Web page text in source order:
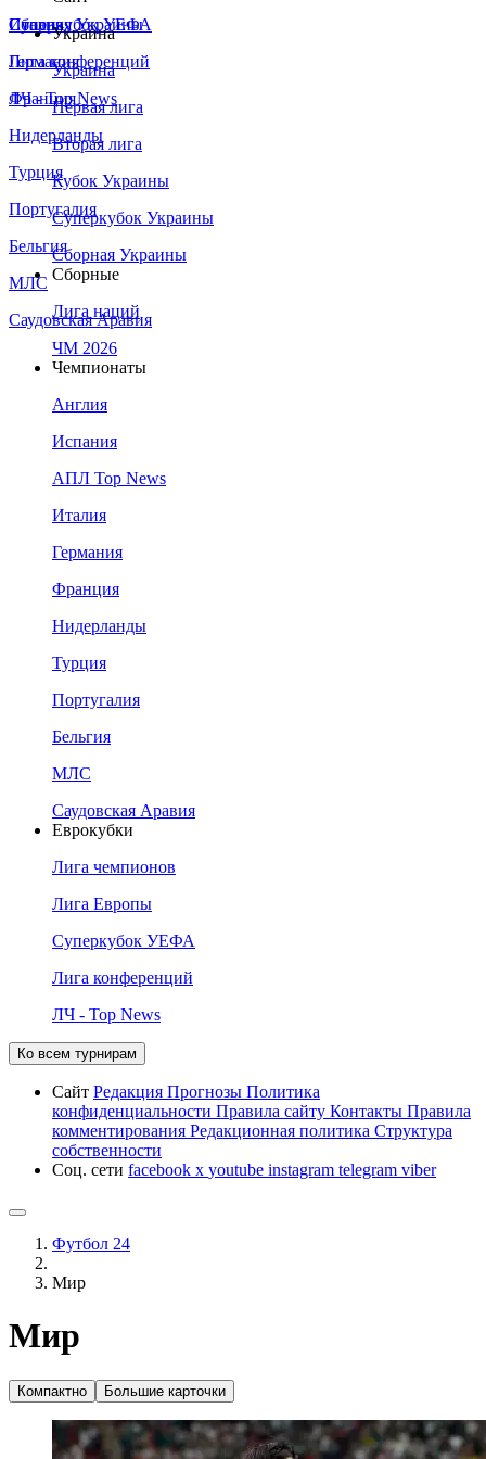
Сборная Украины
Италия
Германия
Франция
Нидерланды
Турция
Португалия
Бельгия
МЛС
Саудовская Аравия
Суперкубок УЕФА
Лига конференций
ЛЧ - Top News
Украина
Украина
Первая лига
Вторая лига
Кубок Украины
Суперкубок Украины
Сборная Украины
Сборные
Лига наций
ЧМ 2026
Чемпионаты
Англия
Испания
АПЛ Top News
Италия
Германия
Франция
Нидерланды
Турция
Португалия
Бельгия
МЛС
Саудовская Аравия
Еврокубки
Лига чемпионов
Лига Европы
Суперкубок УЕФА
Лига конференций
ЛЧ - Top News
Ко всем турнирам
Сайт Редакция Прогнозы Политика
конфиденциальности Правила сайту Контакты Правила
комментирования Редакционная политика Структура
собственности
Соц. сети facebook x youtube instagram telegram viber
Футбол 24
Мир
Мир
Компактно Большие карточки